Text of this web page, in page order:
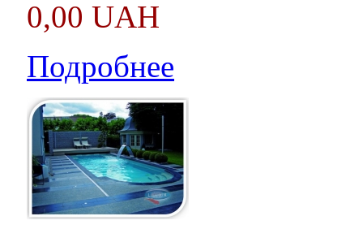
0,00 UAH
Подробнее